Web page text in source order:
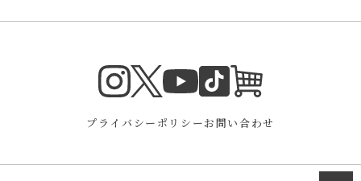
Instagram
TwitterYouTube
TikTok
プライバシーポリシーお問い合わせ